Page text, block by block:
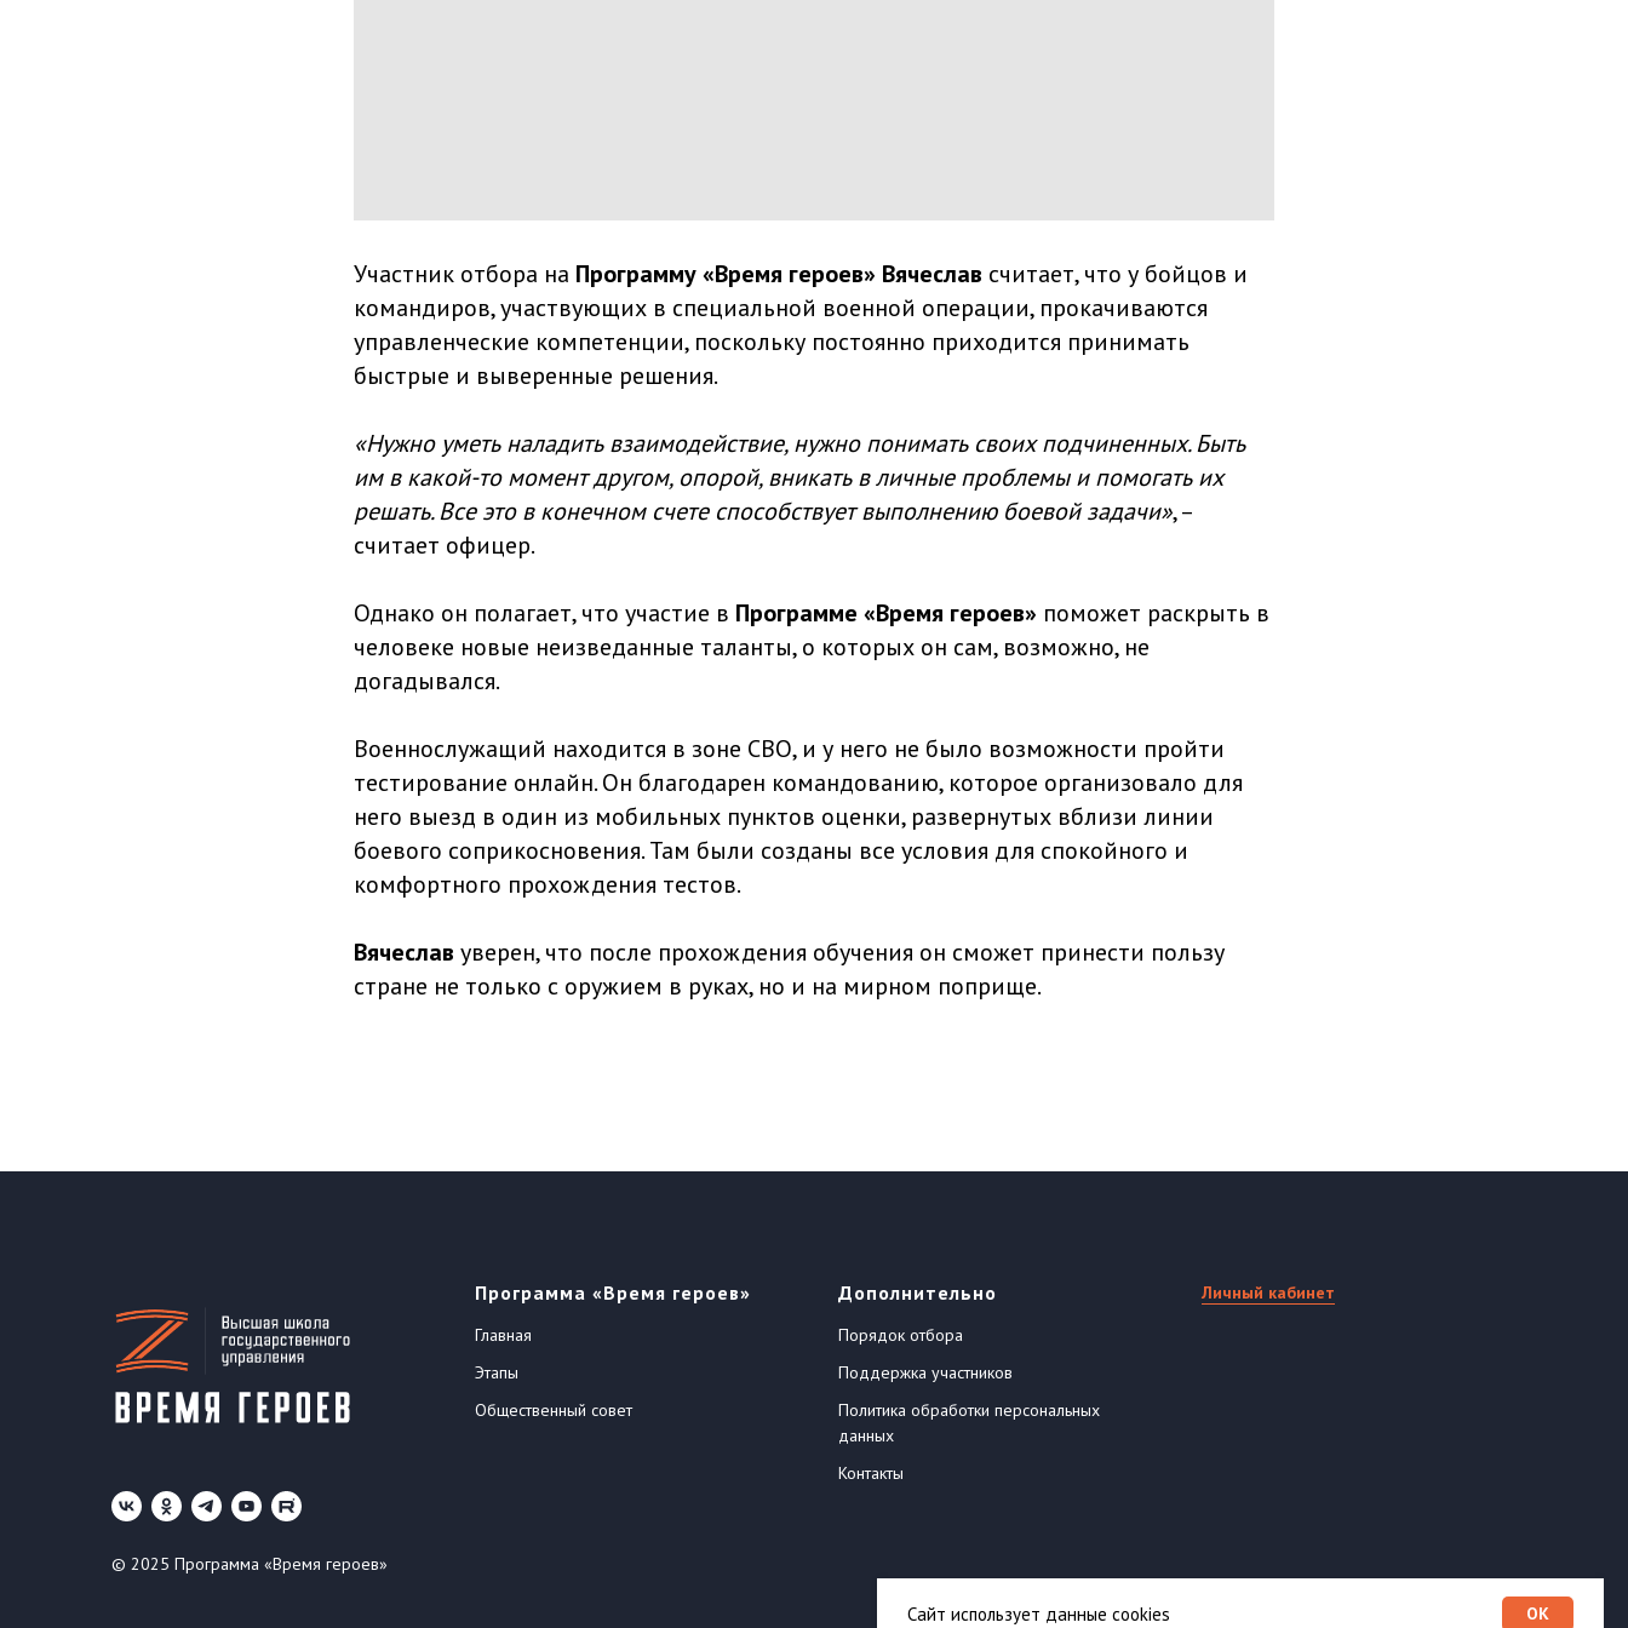
Участник отбора на Программу «Время героев» Вячеслав считает, что у бойцов и
командиров, участвующих в специальной военной операции, прокачиваются
управленческие компетенции, поскольку постоянно приходится принимать
быстрые и выверенные решения.
«Нужно уметь наладить взаимодействие, нужно понимать своих подчиненных. Быть
им в какой-то момент другом, опорой, вникать в личные проблемы и помогать их
решать. Все это в конечном счете способствует выполнению боевой задачи», –
считает офицер.
Однако он полагает, что участие в Программе «Время героев» поможет раскрыть в
человеке новые неизведанные таланты, о которых он сам, возможно, не
догадывался.
Военнослужащий находится в зоне СВО, и у него не было возможности пройти
тестирование онлайн. Он благодарен командованию, которое организовало для
него выезд в один из мобильных пунктов оценки, развернутых вблизи линии
боевого соприкосновения. Там были созданы все условия для спокойного и
комфортного прохождения тестов.
Вячеслав уверен, что после прохождения обучения он сможет принести пользу
стране не только с оружием в руках, но и на мирном поприще.
© 2025 Программа «Время героев»
Программа «Время героев»
Главная
Этапы
Общественный совет
Дополнительно
Порядок отбора
Поддержка участников
Политика обработки персональных
данных
Контакты
Личный кабинет
Сайт использует данные cookies OK